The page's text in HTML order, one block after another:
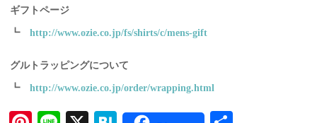
ギフトページ
┗ http://www.ozie.co.jp/fs/shirts/c/mens-gift
グルトラッピングについて
┗ http://www.ozie.co.jp/order/wrapping.html